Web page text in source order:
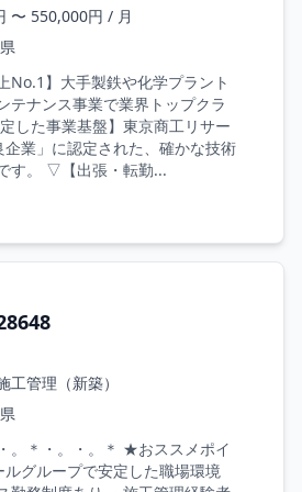
〜 550,000円 / 月
No.1】大手製鉄や化学プラント
テナンス事業で業界トップクラ
した事業基盤】東京商工リサー
業」に認定された、確かな技術
す。 ▽【出張・転勤...
工管理（新築）
。＊・。・。＊ ★おススメポイ
ルグループで安定した職場環境